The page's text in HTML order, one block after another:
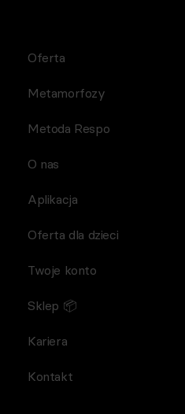
Oferta
Metamorfozy
Metoda Respo
O nas
Aplikacja
Oferta dla dzieci
Twoje konto
Sklep 📦
Kariera
Kontakt